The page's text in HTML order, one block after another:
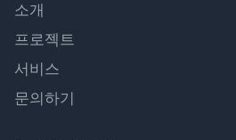
소개
프로젝트
서비스
문의하기